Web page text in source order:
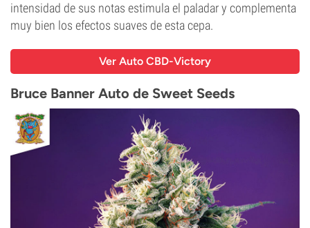
intensidad de sus notas estimula el paladar y complementa
muy bien los efectos suaves de esta cepa.
Ver Auto CBD-Victory
Bruce Banner Auto de Sweet Seeds